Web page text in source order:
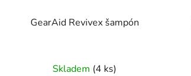
GearAid Revivex šampón
Skladem (4 ks)